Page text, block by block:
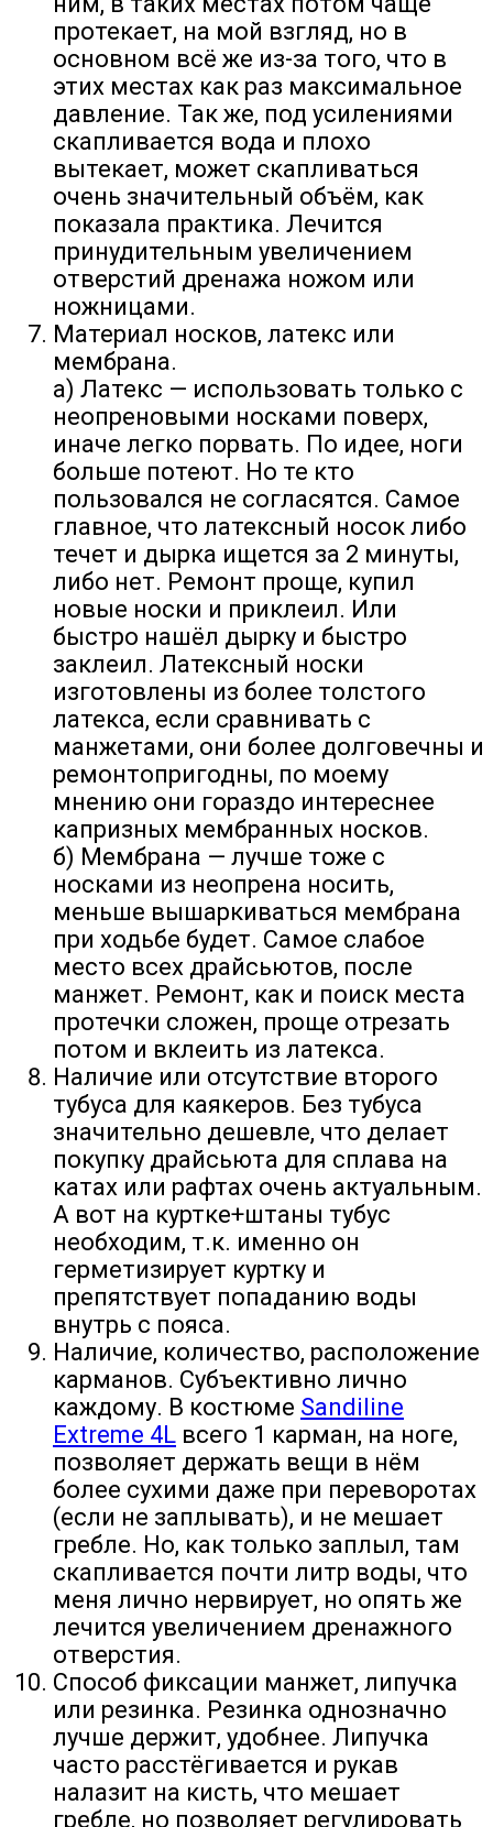
протекает, на мой взгляд, но в
основном всё же из-за того, что в
этих местах как раз максимальное
давление. Так же, под усилениями
скапливается вода и плохо
вытекает, может скапливаться
очень значительный объём, как
показала практика. Лечится
принудительным увеличением
отверстий дренажа ножом или
ножницами.
Материал носков, латекс или
мембрана.
а) Латекс — использовать только с
неопреновыми носками поверх,
иначе легко порвать. По идее, ноги
больше потеют. Но те кто
пользовался не согласятся. Самое
главное, что латексный носок либо
течет и дырка ищется за 2 минуты,
либо нет. Ремонт проще, купил
новые носки и приклеил. Или
быстро нашёл дырку и быстро
заклеил. Латексный носки
изготовлены из более толстого
латекса, если сравнивать с
манжетами, они более долговечны и
ремонтопригодны, по моему
мнению они гораздо интереснее
капризных мембранных носков.
б) Мембрана — лучше тоже с
носками из неопрена носить,
меньше вышаркиваться мембрана
при ходьбе будет. Самое слабое
место всех драйсьютов, после
манжет. Ремонт, как и поиск места
протечки сложен, проще отрезать
потом и вклеить из латекса.
Наличие или отсутствие второго
тубуса для каякеров. Без тубуса
значительно дешевле, что делает
покупку драйсьюта для сплава на
катах или рафтах очень актуальным.
А вот на куртке+штаны тубус
необходим, т.к. именно он
герметизирует куртку и
препятствует попаданию воды
внутрь с пояса.
Наличие, количество, расположение
карманов. Субъективно лично
каждому. В костюме Sandiline
Extreme 4L всего 1 карман, на ноге,
позволяет держать вещи в нём
более сухими даже при переворотах
(если не заплывать), и не мешает
гребле. Но, как только заплыл, там
скапливается почти литр воды, что
меня лично нервирует, но опять же
лечится увеличением дренажного
отверстия.
Способ фиксации манжет, липучка
или резинка. Резинка однозначно
лучше держит, удобнее. Липучка
часто расстёгивается и рукав
налазит на кисть, что мешает
гребле, но позволяет регулировать